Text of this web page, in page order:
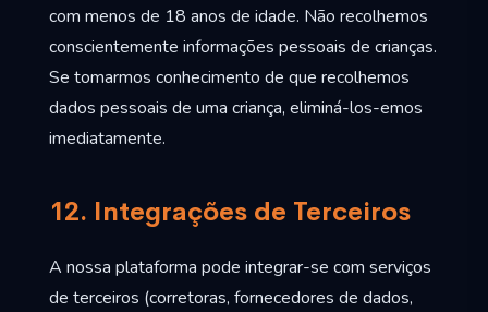
com menos de 18 anos de idade. Não recolhemos
conscientemente informações pessoais de crianças.
Se tomarmos conhecimento de que recolhemos
dados pessoais de uma criança, eliminá-los-emos
imediatamente.
12. Integrações de Terceiros
A nossa plataforma pode integrar-se com serviços
de terceiros (corretoras, fornecedores de dados,